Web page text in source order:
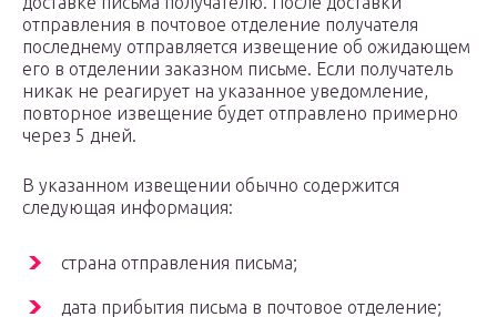
отправления в почтовое отделение получателя
последнему отправляется извещение об ожидающем
его в отделении заказном письме. Если получатель
никак не реагирует на указанное уведомление,
повторное извещение будет отправлено примерно
через 5 дней.
В указанном извещении обычно содержится
следующая информация:
страна отправления письма;
дата прибытия письма в почтовое отделение;